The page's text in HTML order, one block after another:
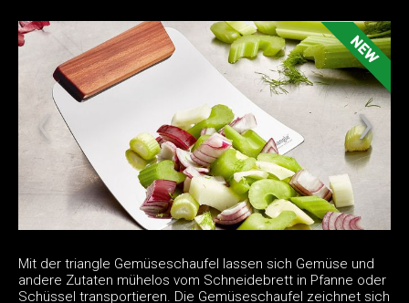
Mit der triangle Gemüseschaufel lassen sich Gemüse und
andere Zutaten mühelos vom Schneidebrett in Pfanne oder
Schüssel transportieren. Die Gemüseschaufel zeichnet sich